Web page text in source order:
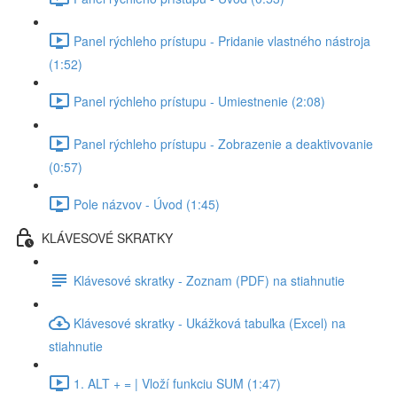
Panel rýchleho prístupu - Pridanie vlastného nástroja
(1:52)
Panel rýchleho prístupu - Umiestnenie (2:08)
Panel rýchleho prístupu - Zobrazenie a deaktivovanie
(0:57)
Pole názvov - Úvod (1:45)
KLÁVESOVÉ SKRATKY
Klávesové skratky - Zoznam (PDF) na stiahnutie
Klávesové skratky - Ukážková tabuľka (Excel) na
stiahnutie
1. ALT + = | Vloží funkciu SUM (1:47)